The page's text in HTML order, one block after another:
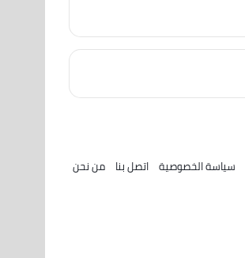
سياسة الخصوصية اتصل بنا من نحن